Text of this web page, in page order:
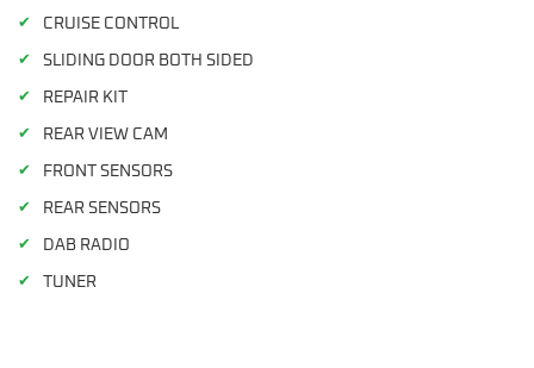
✔ CRUISE CONTROL
✔ SLIDING DOOR BOTH SIDED
✔ REPAIR KIT
✔ REAR VIEW CAM
✔ FRONT SENSORS
✔ REAR SENSORS
✔ DAB RADIO
✔ TUNER